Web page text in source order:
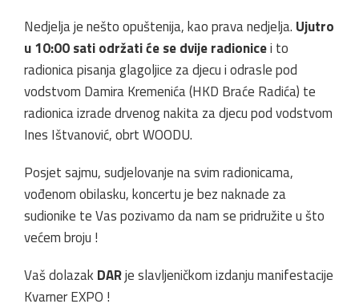
Nedjelja je nešto opuštenija, kao prava nedjelja. Ujutro
u 10:00 sati održati će se dvije radionicei to
radionica pisanja glagoljice za djecu i odrasle pod
vodstvom Damira Kremenića (HKD Braće Radića) te
radionica izrade drvenog nakita za djecu pod vodstvom
Ines Ištvanović, obrt WOODU.
Posjet sajmu, sudjelovanje na svim radionicama,
vođenom obilasku, koncertu je bez naknade za
sudionike te Vas pozivamo da nam se pridružite u što
većem broju !
Vaš dolazak DARje slavljeničkom izdanju manifestacije
Kvarner EXPO !